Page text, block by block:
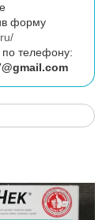
форму
по телефону: